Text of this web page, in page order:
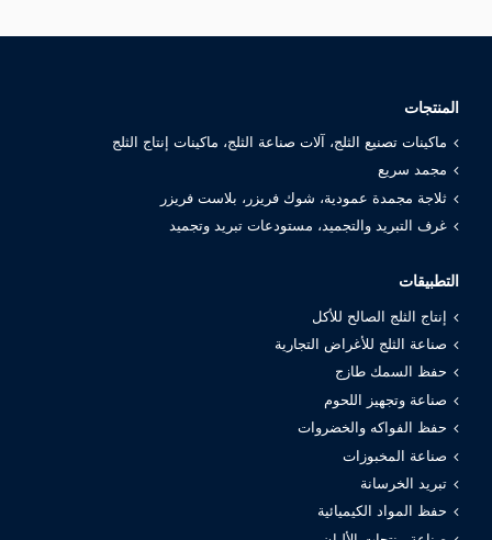
المنتجات
ماكينات تصنيع الثلج، آلات صناعة الثلج، ماكينات إنتاج الثلج
مجمد سريع
ثلاجة مجمدة عمودية، شوك فريزر، بلاست فريزر
غرف التبريد والتجميد، مستودعات تبريد وتجميد
التطبيقات
إنتاج الثلج الصالح للأكل
صناعة الثلج للأغراض التجارية
حفظ السمك طازج
صناعة وتجهيز اللحوم
حفظ الفواكه والخضروات
صناعة المخبوزات
تبريد الخرسانة
حفظ المواد الكيميائية